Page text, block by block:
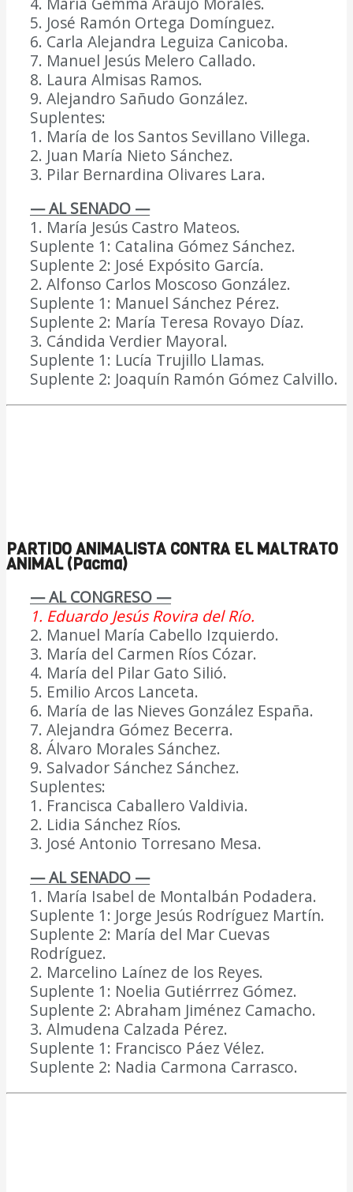
5. José Ramón Ortega Domínguez.
6. Carla Alejandra Leguiza Canicoba.
7. Manuel Jesús Melero Callado.
8. Laura Almisas Ramos.
9. Alejandro Sañudo González.
Suplentes:
1. María de los Santos Sevillano Villega.
2. Juan María Nieto Sánchez.
3. Pilar Bernardina Olivares Lara.
— AL SENADO —
1. María Jesús Castro Mateos.
Suplente 1: Catalina Gómez Sánchez.
Suplente 2: José Expósito García.
2. Alfonso Carlos Moscoso González.
Suplente 1: Manuel Sánchez Pérez.
Suplente 2: María Teresa Rovayo Díaz.
3. Cándida Verdier Mayoral.
Suplente 1: Lucía Trujillo Llamas.
Suplente 2: Joaquín Ramón Gómez Calvillo.
PARTIDO ANIMALISTA CONTRA EL MALTRATO
ANIMAL (Pacma)
— AL CONGRESO —
1. Eduardo Jesús Rovira del Río.
2. Manuel María Cabello Izquierdo.
3. María del Carmen Ríos Cózar.
4. María del Pilar Gato Silió.
5. Emilio Arcos Lanceta.
6. María de las Nieves González España.
7. Alejandra Gómez Becerra.
8. Álvaro Morales Sánchez.
9. Salvador Sánchez Sánchez.
Suplentes:
1. Francisca Caballero Valdivia.
2. Lidia Sánchez Ríos.
3. José Antonio Torresano Mesa.
— AL SENADO —
1. María Isabel de Montalbán Podadera.
Suplente 1: Jorge Jesús Rodríguez Martín.
Suplente 2: María del Mar Cuevas
Rodríguez.
2. Marcelino Laínez de los Reyes.
Suplente 1: Noelia Gutiérrrez Gómez.
Suplente 2: Abraham Jiménez Camacho.
3. Almudena Calzada Pérez.
Suplente 1: Francisco Páez Vélez.
Suplente 2: Nadia Carmona Carrasco.